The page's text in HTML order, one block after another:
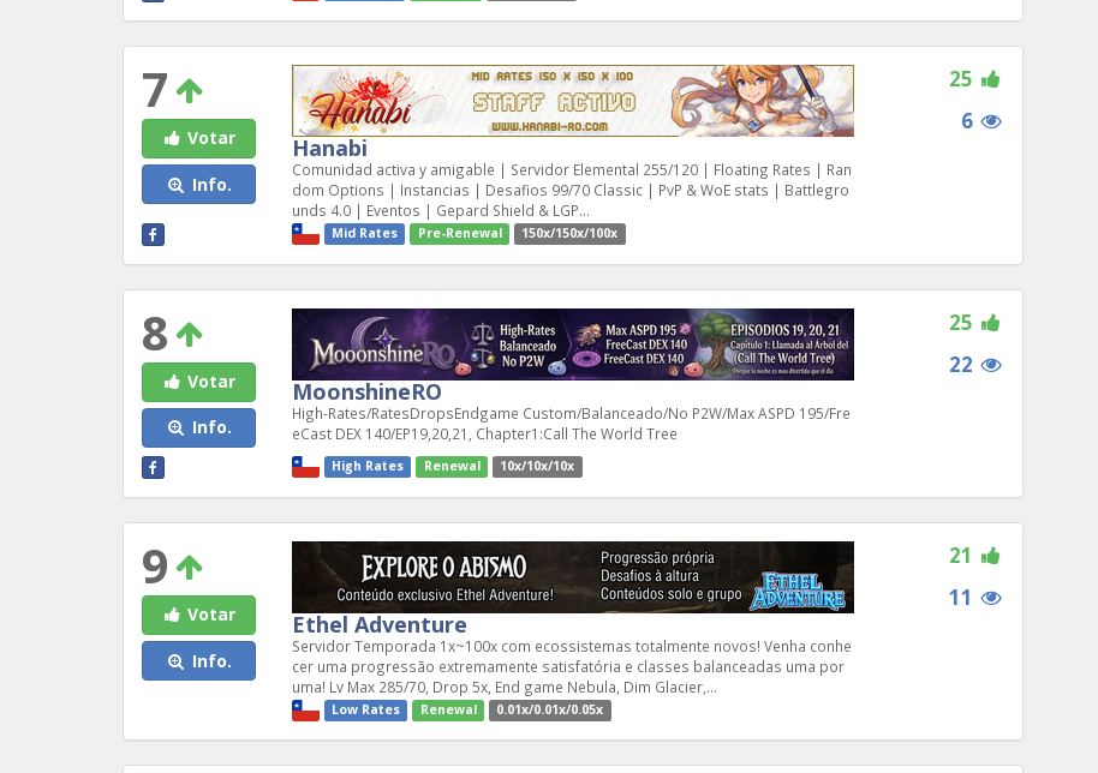
7
Votar
Info.
Hanabi
Comunidad activa y amigable | Servidor Elemental 255/120 | Floating Rates | Ran
dom Options | Instancias | Desafios 99/70 Classic | PvP & WoE stats | Battlegro
unds 4.0 | Eventos | Gepard Shield & LGP...
25
6
Mid Rates Pre-Renewal 150x/150x/100x
8
Votar
Info.
MoonshineRO
High-Rates/RatesDropsEndgame Custom/Balanceado/No P2W/Max ASPD 195/Fre
eCast DEX 140/EP19,20,21, Chapter1:Call The World Tree
25
22
High Rates Renewal 10x/10x/10x
9
Votar
Info.
Ethel Adventure
Servidor Temporada 1x~100x com ecossistemas totalmente novos! Venha conhe
cer uma progressão extremamente satisfatória e classes balanceadas uma por
uma! Lv Max 285/70, Drop 5x, End game Nebula, Dim Glacier,...
21
11
Low Rates Renewal 0.01x/0.01x/0.05x